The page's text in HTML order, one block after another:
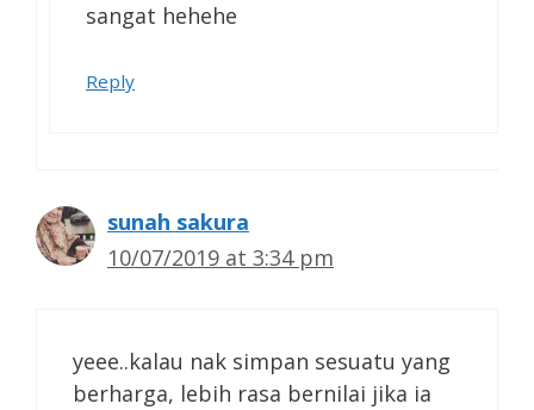
sangat hehehe
Reply
sunah sakura
10/07/2019 at 3:34 pm
yeee..kalau nak simpan sesuatu yang
berharga, lebih rasa bernilai jika ia